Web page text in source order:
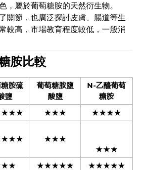
，屬於葡萄糖胺的天然衍生物。
關節，也廣泛探討皮膚、腸道等生
較高，市場教育程度較低，一般消
胺比較
胺硫
鹽
葡萄糖胺鹽
酸鹽
N-乙醯葡萄
糖胺
★★★ ★★★★
★★★
★★★
★★★★★ ★★★★★